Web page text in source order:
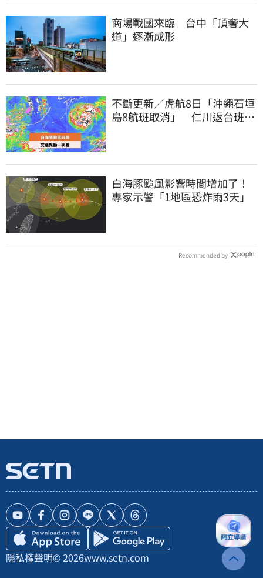
商場戰國來臨 台中「頂奢大
道」逐漸成形
不斷更新／虎航8日「沖繩石垣
島8航班取消」 仁川返台班機
白海豚颱風影響時間增加了！
專家示警「1地區恐炸雨3天」
Recommended by
隱私權聲明© 2026www.setn.com